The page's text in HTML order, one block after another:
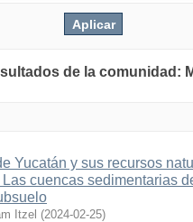
de la comunidad:
Yucatán y sus recursos
cuencas sedimentarias
Itzel (2024-02-25)